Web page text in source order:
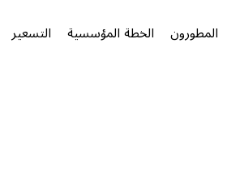
المطورون الخطة المؤسسية التسعير